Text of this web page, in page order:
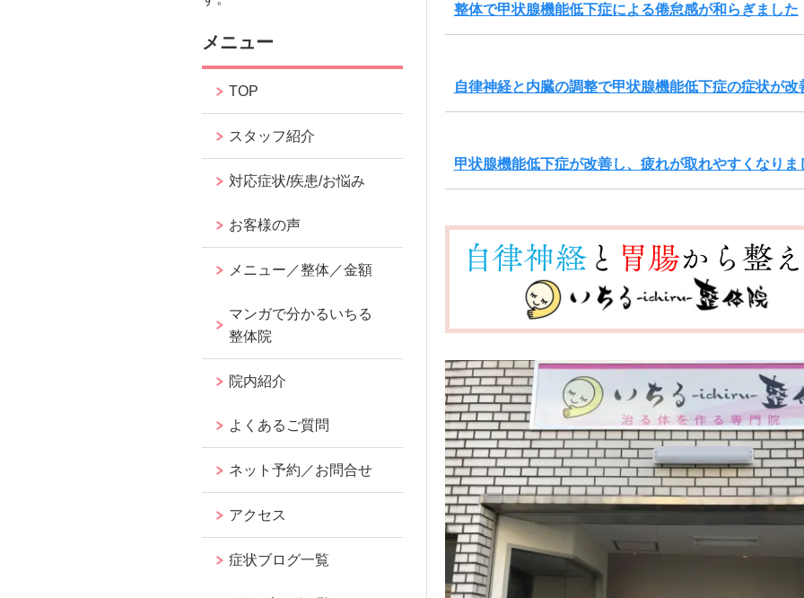
整体で甲状腺機能低下症による倦怠感が和らぎました
自律神経と内臓の調整で甲状腺機能低下症の症状が改
甲状腺機能低下症が改善し、疲れが取れやすくなりま
メニュー
TOP
スタッフ紹介
対応症状/疾患/お悩み
お客様の声
メニュー／整体／金額
マンガで分かるいちる
整体院
院内紹介
よくあるご質問
ネット予約／お問合せ
アクセス
症状ブログ一覧